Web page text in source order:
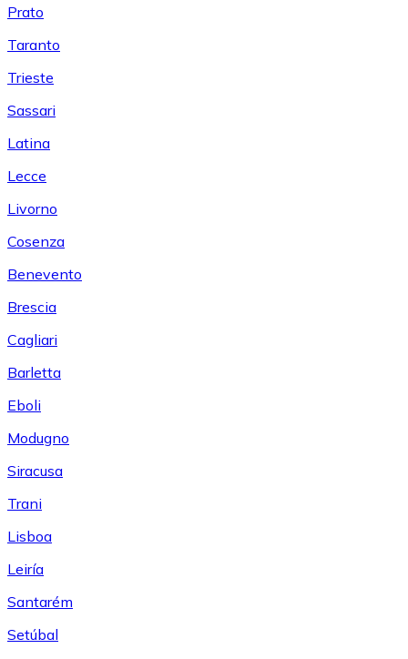
Prato
Taranto
Trieste
Sassari
Latina
Lecce
Livorno
Cosenza
Benevento
Brescia
Cagliari
Barletta
Eboli
Modugno
Siracusa
Trani
Lisboa
Leiría
Santarém
Setúbal